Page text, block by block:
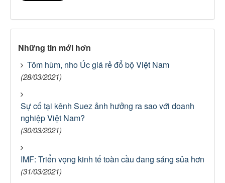
Những tin mới hơn
Tôm hùm, nho Úc giá rẻ đổ bộ Việt Nam
(28/03/2021)
Sự cố tại kênh Suez ảnh hưởng ra sao với doanh
nghiệp Việt Nam?
(30/03/2021)
IMF: Triển vọng kinh tế toàn cầu đang sáng sủa hơn
(31/03/2021)